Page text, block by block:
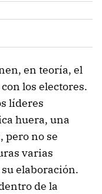
en teoría, el
los electores.
líderes
huera, una
pero no se
varias
elaboración.
de la